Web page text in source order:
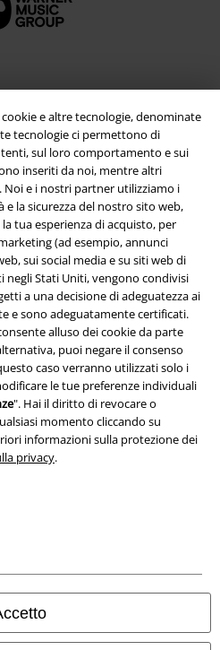
e altre tecnologie, denominate
tecnologie ci permettono di
sul loro comportamento e sui
inseriti da noi, mentre altri
e i nostri partner utilizziamo i
la sicurezza del nostro sito web,
tua esperienza di acquisto, per
(ad esempio, annunci
sui social media e su siti web di
negli Stati Uniti, vengono condivisi
a una decisione di adeguatezza ai
e sono adeguatamente certificati.
alluso dei cookie da parte
puoi negare il consenso
caso verranno utilizzati solo i
le tue preferenze individuali
". Hai il diritto di revocare o
momento cliccando su
informazioni sulla protezione dei
privacy.